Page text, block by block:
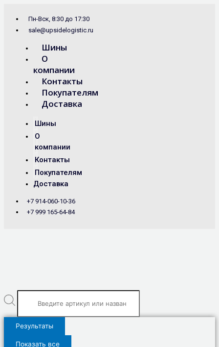
содержимому
Пн-Вск, 8:30 до 17:30
sale@upsidelogistic.ru
Шины
О
компании
Контакты
Покупателям
Доставка
Шины
О
компании
Контакты
Покупателям
Доставка
+7 914-060-10-36
+7 999 165-64-84
Результаты
Показать все